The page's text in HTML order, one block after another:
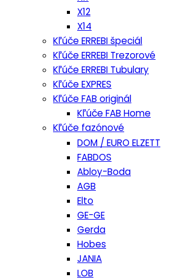
X12
X14
Kľúče ERREBI špeciál
Kľúče ERREBI Trezorové
Kľúče ERREBI Tubulary
Kľúče EXPRES
Kľúče FAB originál
Kľúče FAB Home
Kľúče fazónové
DOM / EURO ELZETT
FABDOS
Abloy-Boda
AGB
Elto
GE-GE
Gerda
Hobes
JANIA
LOB